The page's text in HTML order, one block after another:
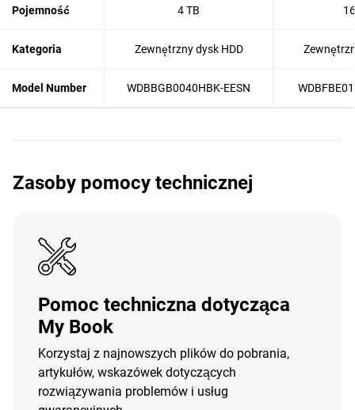
Pojemność 4 TB
Kategoria Zewnętrzny dysk HDD
Model Number WDBBGB0040HBK-EESN
Zasoby pomocy technicznej
Pomoc techniczna dotycząca
My Book
Korzystaj z najnowszych plików do pobrania,
artykułów, wskazówek dotyczących
rozwiązywania problemów i usług